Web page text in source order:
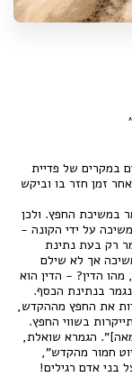
במקרים של פדיית
זמן חזר בו וביקש
במשיכת החפץ. ולכן
על ידי הקונה -
רק בעת נתינת
אך לא שילם
הדין? - הדין הוא
בנתינת הכסף.
את החפץ מההקדש,
בשווי החפץ.
הגמרא שואלת,
חמור מהקדש",
בני אדם רגילים!